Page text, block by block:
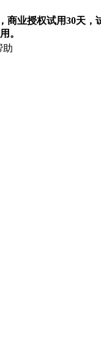
商业授权试用30天
。
助